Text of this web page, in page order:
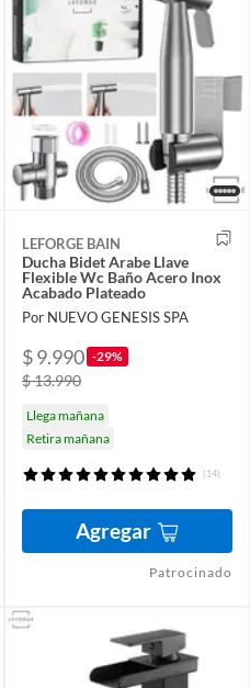
LEFORGE BAIN
Ducha Bidet Arabe Llave
Flexible Wc Baño Acero Inox
Acabado Plateado
Por NUEVO GENESIS SPA
$ 9.990 -29%
$ 13.990
Llega mañana
Retira mañana
(14)
Agregar
Patrocinado